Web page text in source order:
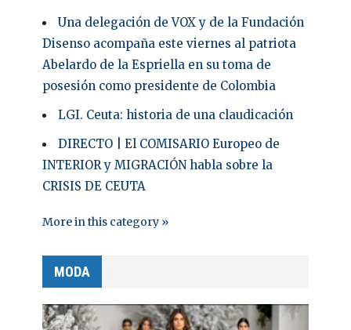
Una delegación de VOX y de la Fundación
Disenso acompaña este viernes al patriota
Abelardo de la Espriella en su toma de
posesión como presidente de Colombia
LGI. Ceuta: historia de una claudicación
DIRECTO | El COMISARIO Europeo de
INTERIOR y MIGRACIÓN habla sobre la
CRISIS DE CEUTA
More in this category »
MODA